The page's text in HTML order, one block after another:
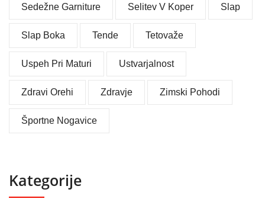
Sedežne Garniture Selitev V Koper Slap
Slap Boka Tende Tetovaže
Uspeh Pri Maturi Ustvarjalnost
Zdravi Orehi Zdravje Zimski Pohodi
Športne Nogavice
Kategorije